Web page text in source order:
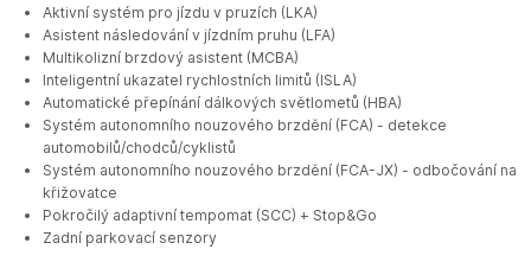
Aktivní systém pro jízdu v pruzích (LKA)
Asistent následování v jízdním pruhu (LFA)
Multikolizní brzdový asistent (MCBA)
Inteligentní ukazatel rychlostních limitů (ISLA)
Automatické přepínání dálkových světlometů (HBA)
Systém autonomního nouzového brzdění (FCA) - detekce
automobilů/chodců/cyklistů
Systém autonomního nouzového brzdění (FCA-JX) - odbočování na
křižovatce
Pokročilý adaptivní tempomat (SCC) + Stop&Go
Zadní parkovací senzory